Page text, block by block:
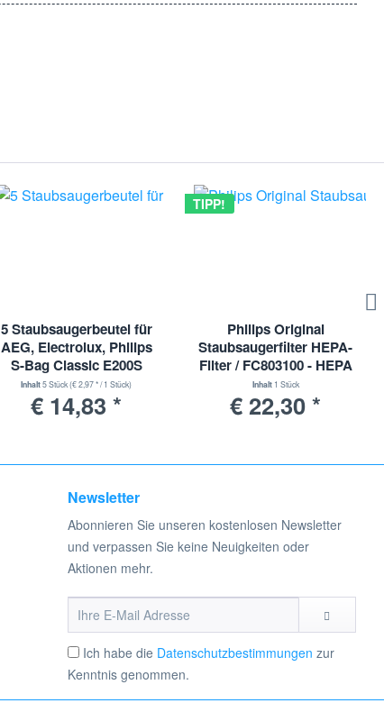
5 Staubsaugerbeutel für
AEG, Electrolux, Philips
S-Bag Classic E200S
Inhalt5 Stück(€ 2,97 * / 1 Stück)
€ 14,83 *
TIPP!
Philips Original
Staubsaugerfilter HEPA-
Filter / FC803100 - HEPA
13 - Super Clean Air
HEPA Filter
Inhalt 1 Stück
€ 22,30 *
Newsletter
Abonnieren Sie unseren kostenlosen Newsletter
und verpassen Sie keine Neuigkeiten oder
Aktionen mehr.
Ich habe die Datenschutzbestimmungen zur
Kenntnis genommen.